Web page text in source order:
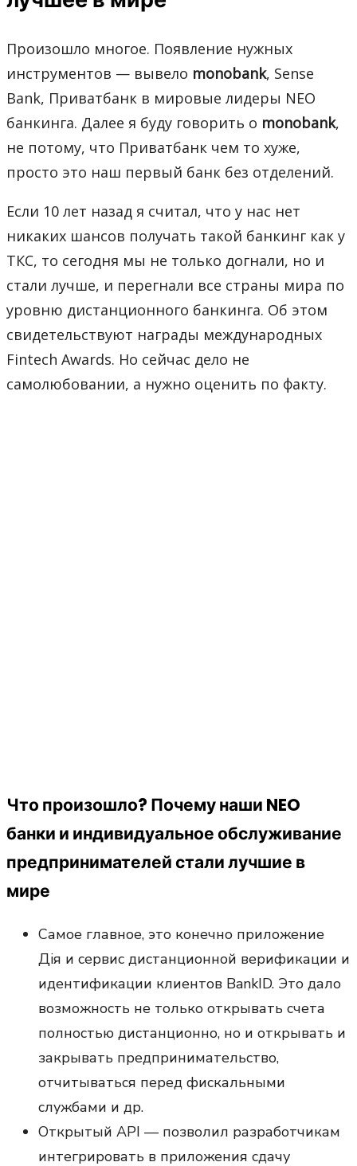
Произошло многое. Появление нужных
инструментов — вывело monobank, Sense
Bank, Приватбанк в мировые лидеры NEO
банкинга. Далее я буду говорить о monobank,
не потому, что Приватбанк чем то хуже,
просто это наш первый банк без отделений.
Если 10 лет назад я считал, что у нас нет
никаких шансов получать такой банкинг как у
ТКС, то сегодня мы не только догнали, но и
стали лучше, и перегнали все страны мира по
уровню дистанционного банкинга. Об этом
свидетельствуют награды международных
Fintech Awards. Но сейчас дело не
самолюбовании, а нужно оценить по факту.
Что произошло? Почему наши NEO
банки и индивидуальное обслуживание
предпринимателей стали лучшие в
мире
Самое главное, это конечно приложение
Дія и сервис дистанционной верификации и
идентификации клиентов BankID. Это дало
возможность не только открывать счета
полностью дистанционно, но и открывать и
закрывать предпринимательство,
отчитываться перед фискальными
службами и др.
Открытый API — позволил разработчикам
интегрировать в приложения сдачу